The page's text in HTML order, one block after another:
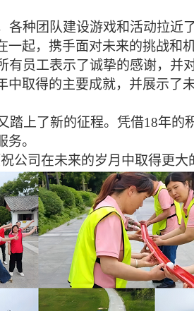
种团队建设游戏和活动拉近
起，携手面对未来的挑战和机
员工表示了诚挚的感谢，并
中取得的主要成就，并展示了
踏上了新的征程。凭借18年的
。
公司 在未来的岁月中取得更大